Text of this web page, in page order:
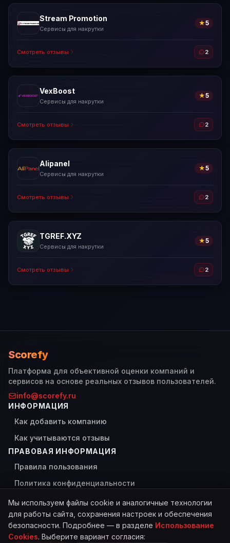
Stream Promotion
Сервисы для накрутки
★5
Смотреть отзывы 2
VexBoost
Сервисы для накрутки
★5
Смотреть отзывы 2
Alipanel
Сервисы для накрутки
★5
Смотреть отзывы 2
TGREF.XYZ
Сервисы для накрутки
★5
Смотреть отзывы 2
Scorefy
Платформа для объективной оценки компаний и
сервисов на основе реальных отзывов пользователей.
info@scorefy.ru
ИНФОРМАЦИЯ
Как добавить компанию
Как учитываются отзывы
ПРАВОВАЯ ИНФОРМАЦИЯ
Правила пользования
Политика конфиденциальности
Использование Cookies
Мы используем файлы cookie и аналогичные технологии
для работы сайта, сохранения настроек и обеспечения
безопасности. Подробнее — в разделе Использование
Cookies. Выберите вариант согласия: